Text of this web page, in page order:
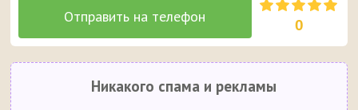
0
Никакого спама и рекламы